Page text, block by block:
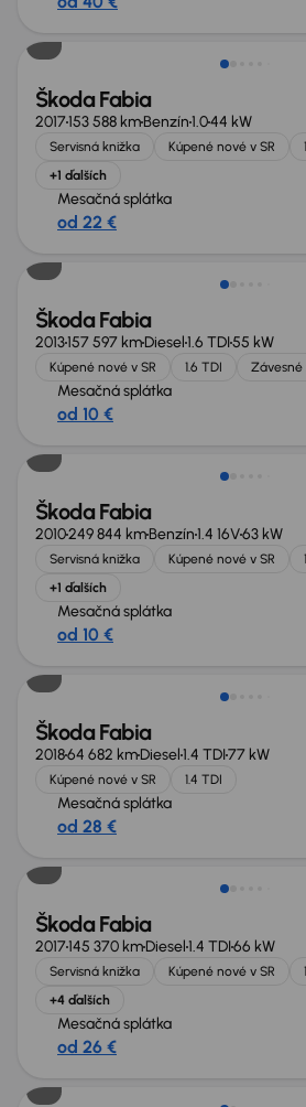
Škoda Fabia
2017153 588 kmBenzín1.044 kW
Servisná knižka Kúpené nové v SR
+1 ďalších
Mesačná splátka
od 22 €
Škoda Fabia
2013157 597 kmDiesel1.6 TDI55 kW
Kúpené nové v SR 1.6 TDI Závesné
Mesačná splátka
od 10 €
Zlacnené o 500 €
Škoda Fabia
2010249 844 kmBenzín1.4 16V63 kW
Servisná knižka Kúpené nové v SR
+1 ďalších
Mesačná splátka
od 10 €
Zlacnené o 600 €
Škoda Fabia
201864 682 kmDiesel1.4 TDI77 kW
Kúpené nové v SR 1.4 TDI
Mesačná splátka
od 28 €
Škoda Fabia
2017145 370 kmDiesel1.4 TDI66 kW
Servisná knižka Kúpené nové v SR
+4 ďalších
Mesačná splátka
od 26 €
Možnosť odpočtu DPH